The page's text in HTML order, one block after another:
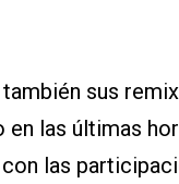
sus
las últimas
las